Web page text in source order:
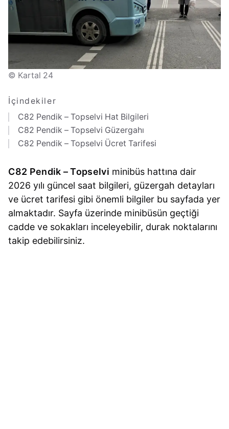
© Kartal 24
İçindekiler
C82 Pendik – Topselvi Hat Bilgileri
C82 Pendik – Topselvi Güzergahı
C82 Pendik – Topselvi Ücret Tarifesi
C82 Pendik – Topselvi minibüs hattına dair
2026 yılı güncel saat bilgileri, güzergah detayları
ve ücret tarifesi gibi önemli bilgiler bu sayfada yer
almaktadır. Sayfa üzerinde minibüsün geçtiği
cadde ve sokakları inceleyebilir, durak noktalarını
takip edebilirsiniz.